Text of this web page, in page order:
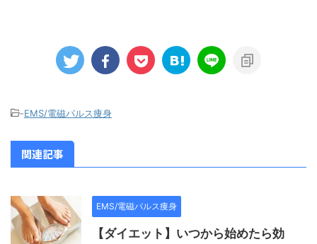
-EMS/電磁パルス痩身
関連記事
EMS/電磁パルス痩身
【ダイエット】いつから始めたら効